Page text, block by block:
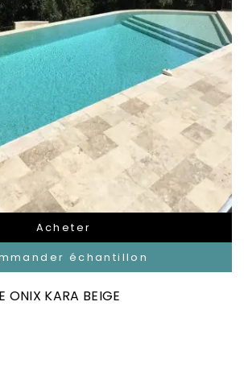
Acheter
échantillon
ONIX KARA BEIGE